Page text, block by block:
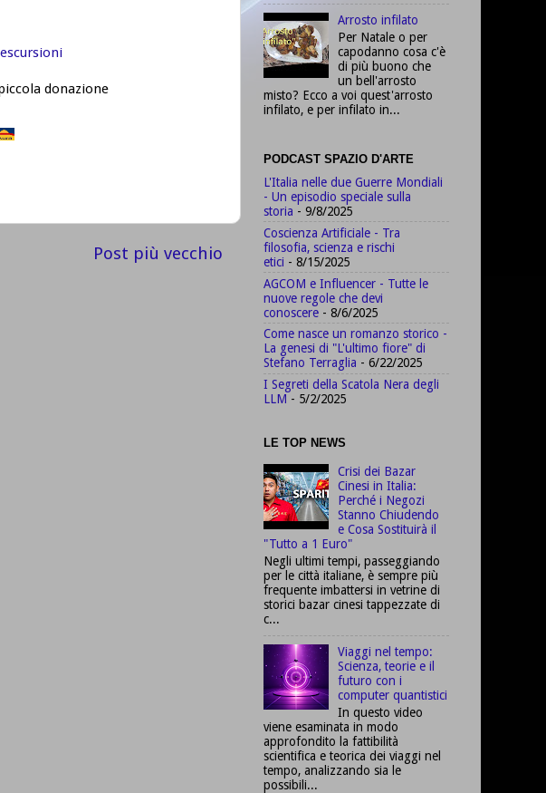
donazione
Post più vecchio
Arrosto infilato
Per Natale o per
capodanno cosa c'è
di più buono che
un bell'arrosto
misto? Ecco a voi quest'arrosto
infilato, e per infilato in...
PODCAST SPAZIO D'ARTE
L'Italia nelle due Guerre Mondiali
- Un episodio speciale sulla
storia - 9/8/2025
Coscienza Artificiale - Tra
filosofia, scienza e rischi
etici - 8/15/2025
AGCOM e Influencer - Tutte le
nuove regole che devi
conoscere - 8/6/2025
Come nasce un romanzo storico -
La genesi di "L'ultimo fiore" di
Stefano Terraglia - 6/22/2025
I Segreti della Scatola Nera degli
LLM - 5/2/2025
LE TOP NEWS
Crisi dei Bazar
Cinesi in Italia:
Perché i Negozi
Stanno Chiudendo
e Cosa Sostituirà il
"Tutto a 1 Euro"
Negli ultimi tempi, passeggiando
per le città italiane, è sempre più
frequente imbattersi in vetrine di
storici bazar cinesi tappezzate di
c...
Viaggi nel tempo:
Scienza, teorie e il
futuro con i
computer quantistici
In questo video
viene esaminata in modo
approfondito la fattibilità
scientifica e teorica dei viaggi nel
tempo, analizzando sia le
possibili...